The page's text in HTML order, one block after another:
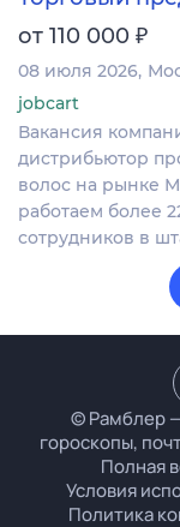
от 110 000 ₽
08 июля 2026
jobcart
Вакансия
дистрибьютор
волос на рынке
работаем более
сотрудников в
© Рамблер
гороскопы,
Полная
Условия
Политика